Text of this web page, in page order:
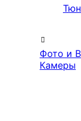
Фото и
Камеры